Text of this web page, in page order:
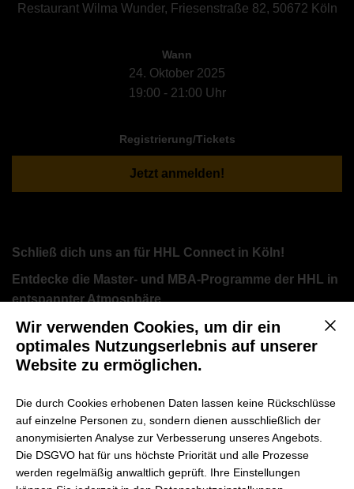
Restaurant Wilma Wunder, Friesenstraße 82, 50672 Köln
Wann
24. Oktober 2025
19:00 - 21:00 Uhr
Registrierung/Tickets
Jetzt anmelden!
Schließ dich uns an für HHL Connect in Köln!
Entdecke die Master- und MBA-Programme der HHL in
entspannter Atmosphäre
Bist du daran interessiert, einen Master- oder MBA-
Abschluss zu machen? Dann nimm an HHL Connect teil,
potenzielle Studierende und Mitglieder der HHL
Community in einer informellen und freundlichen
Umgebung zusammenzubringen.
Diese Informationsveranstaltung bietet dir die perfekte
Mit
Wir verwenden Cookies, um dir ein
optimales Nutzungserlebnis auf unserer
Website zu ermöglichen.
Die durch Cookies erhobenen Daten lassen keine Rückschlüsse
auf einzelne Personen zu, sondern dienen ausschließlich der
anonymisierten Analyse zur Verbesserung unseres Angebots.
Die DSGVO hat für uns höchste Priorität und alle Prozesse
werden regelmäßig anwaltlich geprüft. Ihre Einstellungen